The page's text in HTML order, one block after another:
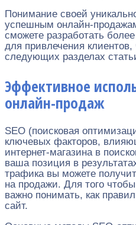
Понимание своей
успешным онлайн-
сможете разработать
для привлечения
следующих разделах
Эффективное
онлайн-продаж
SEO (поисковая
ключевых факторов,
интернет-магазина в
ваша позиция в
трафика вы можете
на продажи. Для того чтобы
важно понимать, как
сайт.